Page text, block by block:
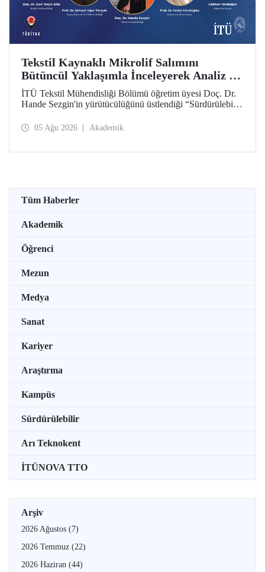
Tekstil Kaynaklı Mikrolif Salımını
Bütüncül Yaklaşımla İnceleyerek Analiz ve
Azaltım Stratejileri Geliştirecek Projeye
TÜBİTAK Desteği
İTÜ Tekstil Mühendisliği Bölümü öğretim üyesi Doç. Dr.
Hande Sezgin'in yürütücülüğünü üstlendiği “Sürdürülebilir
Koşullarına Bağlı Mikrolif Salımı: Aşınma, UV Maruziyeti
05 Ağu 2026 Akademik
Tüm Haberler
Akademik
Öğrenci
Mezun
Medya
Sanat
Kariyer
Araştırma
Kampüs
Sürdürülebilir
Arı Teknokent
İTÜNOVA TTO
Arşiv
2026 Ağustos (7)
2026 Temmuz (22)
2026 Haziran (44)